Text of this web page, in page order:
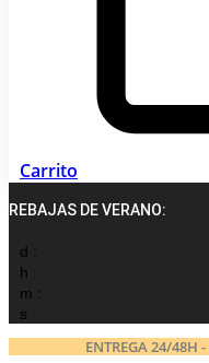
Carrito
REBAJAS DE VERANO:
d :
h :
m :
s
ENTREGA 24/48H -